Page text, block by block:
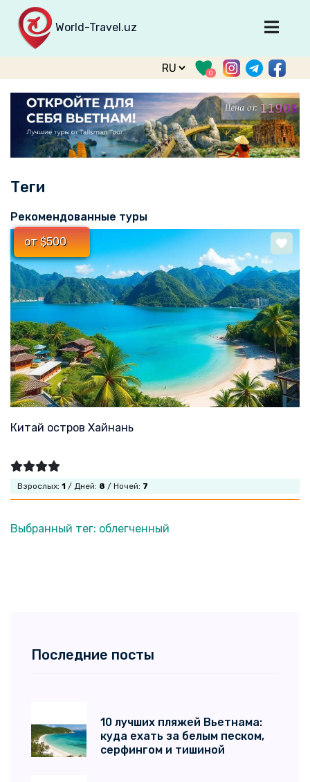
World-Travel.uz
Главная
Направления
Туры
Тур. фирмы
Табло прилета
Войти
Зарегистрироваться
support@world-travel.uz
0
Теги
Рекомендованные туры
от $500
Китай остров Хайнань
Взрослых: 1 / Дней: 8 / Ночей: 7
Выбранный тег: облегченный
Последние посты
10 лучших пляжей Вьетнама:
куда ехать за белым песком,
серфингом и тишиной